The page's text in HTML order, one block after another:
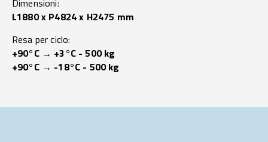
Dimensioni:
L1880 x P4824 x H2475 mm
Resa per ciclo:
+90°C → +3°C - 500 kg
+90°C → -18°C - 500 kg